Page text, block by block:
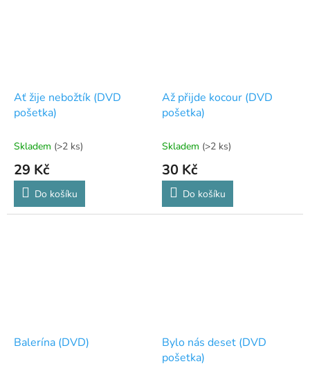
Ať žije nebožtík (DVD
pošetka)
Skladem (>2 ks)
29 Kč
Do košíku
Až přijde kocour (DVD
pošetka)
Skladem (>2 ks)
30 Kč
Do košíku
Balerína (DVD)
Bylo nás deset (DVD
pošetka)